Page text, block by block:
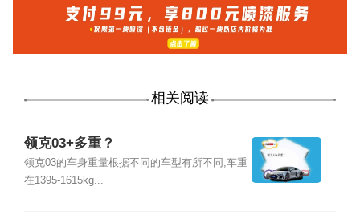
相关阅读
领克03+多重？
领克03的车身重量根据不同的车型有所不同,车重
在1395-1615kg...